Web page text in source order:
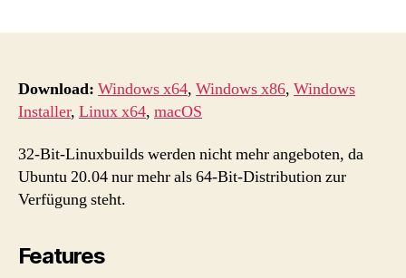
Download: Windows x64, Windows x86, Windows
Installer, Linux x64, macOS
32-Bit-Linuxbuilds werden nicht mehr angeboten, da
Ubuntu 20.04 nur mehr als 64-Bit-Distribution zur
Verfügung steht.
Features